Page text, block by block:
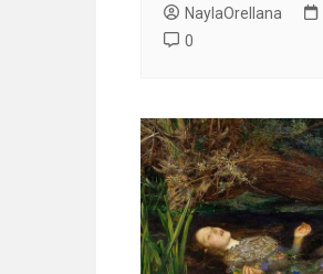
NaylaOrellana
0